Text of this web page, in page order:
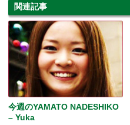
関連記事
今週のYAMATO NADESHIKO
– Yuka